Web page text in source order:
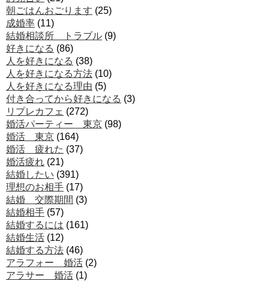
朝ごはんおごります (25)
成婚率 (11)
結婚相談所 トラブル (9)
好きになる (86)
人を好きになる (38)
人を好きになる方法 (10)
人を好きになる理由 (5)
付き合ってから好きになる (3)
リプレカフェ (272)
婚活パーティー 東京 (98)
婚活 東京 (164)
婚活 疲れた (37)
婚活疲れ (21)
結婚したい (391)
理想のお相手 (17)
結婚 交際期間 (3)
結婚相手 (57)
結婚するには (161)
結婚生活 (12)
結婚する方法 (46)
アラフォー 婚活 (2)
アラサー 婚活 (1)